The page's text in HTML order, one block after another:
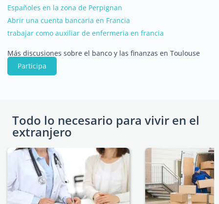
Españoles en la zona de Perpignan
Abrir una cuenta bancaria en Francia
trabajar como auxiliar de enfermeria en francia
Más discusiones sobre el banco y las finanzas en Toulouse
Participa
Todo lo necesario para vivir en el
extranjero